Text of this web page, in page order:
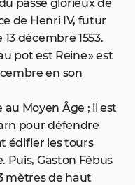
passé glorieux de
de Henri IV, futur
décembre 1553.
pot est Reine » est
en son
Moyen Âge ; il est
pour défendre
édifier les tours
Puis, Gaston Fébus
mètres de haut